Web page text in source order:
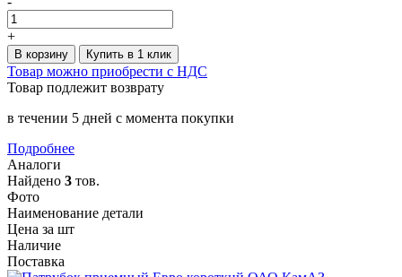
+
В корзину Купить в 1 клик
Товар можно приобрести с НДС
Товар подлежит возврату
в течении 5 дней с момента покупки
Подробнее
Аналоги
Найдено 3 тов.
Фото
Наименование детали
Цена за шт
Наличие
Поставка